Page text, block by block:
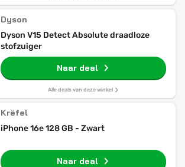
Dyson
Dyson V15 Detect Absolute draadloze
stofzuiger
Naar deal
Alle deals van deze winkel
Krëfel
iPhone 16e 128 GB - Zwart
Naar deal